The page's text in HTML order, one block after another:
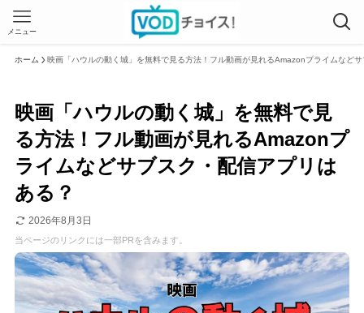
メニュー
ホーム 映画「ハウルの動く城」を無料で見る方法！フル動画が見れるAmazonプライムなど
映画「ハウルの動く城」を無料で見
る方法！フル動画が見れるAmazonプ
ライムなどサブスク・配信アプリは
ある？
2026年8月3日
当ページのリンクには一部PRを含みます。